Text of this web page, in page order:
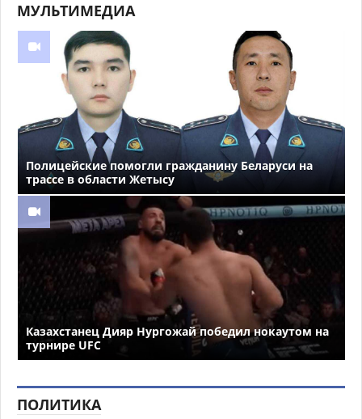
МУЛЬТИМЕДИА
Полицейские помогли гражданину Беларуси на
трассе в области Жетысу
Казахстанец Дияр Нургожай победил нокаутом на
турнире UFC
ПОЛИТИКА